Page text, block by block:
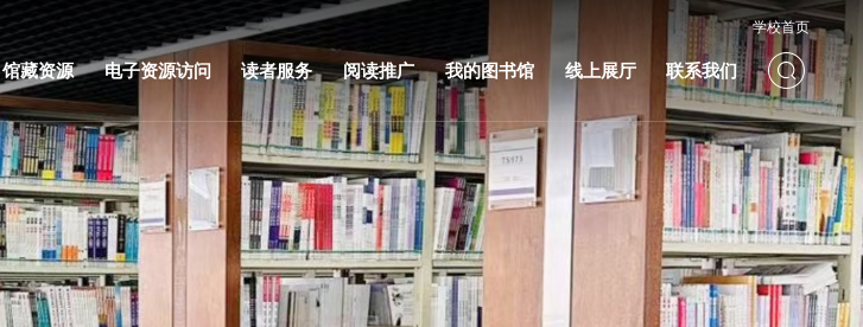
学校首页
馆藏资源 电子资源访问 读者服务 阅读推广 我的图书馆 线上展厅 联系我们